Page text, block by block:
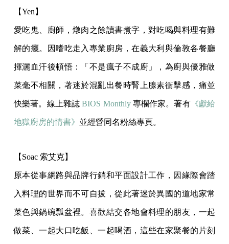
【Yen】
愛吃鬼、廚師，燉肉之餘讀書煮字，對吃喝與料理有難
解的癮。因嗜吃走入專業廚房，在義大利與倫敦各餐廳
揮灑血汗後頓悟：「不是瘋子不成廚」，為廚與優雅做
菜毫不相關，著迷於混亂出餐時腎上腺素衝擊感，痛並
快樂著。線上雜誌BIOS Monthly專欄作家。著有《獻給
地獄廚房的情書》 並經營同名粉絲專頁。
【Soac 索艾克】
原本從事網路與品牌行銷和平面設計工作，因緣際會踏
入料理的世界而不可自拔，從此著迷於異國的道地家常
菜色與鍋碗瓢盆裡。喜歡結交各地會料理的朋友，一起
做菜、一起大口吃飯、一起喝酒，這些在家聚餐的片刻